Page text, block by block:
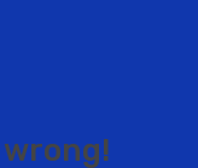
wrong!